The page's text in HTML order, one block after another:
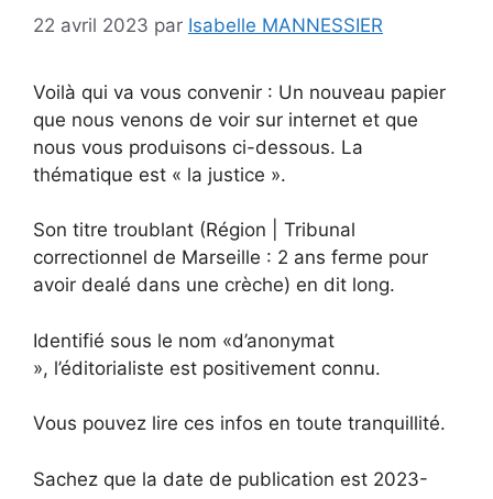
22 avril 2023 par Isabelle MANNESSIER
Voilà qui va vous convenir : Un nouveau papier
que nous venons de voir sur internet et que
nous vous produisons ci-dessous. La
thématique est « la justice ».
Son titre troublant (Région | Tribunal
correctionnel de Marseille : 2 ans ferme pour
avoir dealé dans une crèche) en dit long.
Identifié sous le nom «d’anonymat
», l’éditorialiste est positivement connu.
Vous pouvez lire ces infos en toute tranquillité.
Sachez que la date de publication est 2023-